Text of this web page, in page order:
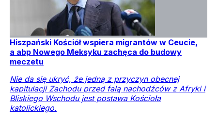
Hiszpański Kościół wspiera migrantów w Ceucie,
a abp Nowego Meksyku zachęca do budowy
meczetu
Nie da się ukryć, że jedną z przyczyn obecnej
kapitulacji Zachodu przed falą nachodźców z Afryki i
Bliskiego Wschodu jest postawa Kościoła
katolickiego.